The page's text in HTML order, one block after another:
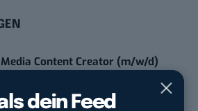
dein Feed
Content Creator (m/w/d)